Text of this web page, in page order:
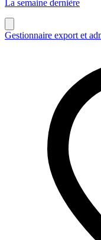
La semaine dernière
Gestionnaire export et